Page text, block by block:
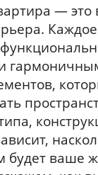
— это
будет ваше